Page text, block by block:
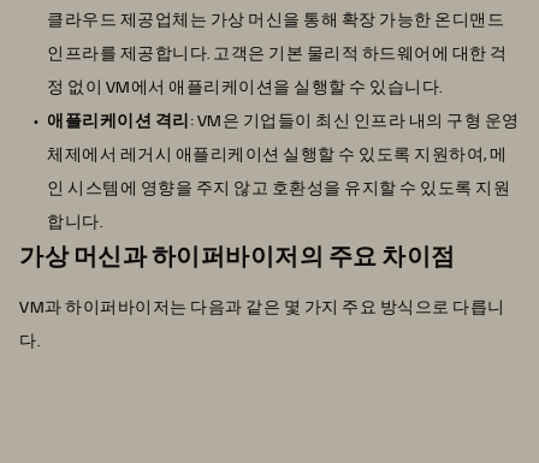
클라우드 제공업체는 가상 머신을 통해 확장 가능한 온디맨드
인프라를 제공합니다. 고객은 기본 물리적 하드웨어에 대한 걱
정 없이 VM에서 애플리케이션을 실행할 수 있습니다.
애플리케이션 격리: VM은 기업들이 최신 인프라 내의 구형 운영
체제에서 레거시 애플리케이션 실행할 수 있도록 지원하여, 메
인 시스템에 영향을 주지 않고 호환성을 유지할 수 있도록 지원
합니다.
가상 머신과 하이퍼바이저의 주요 차이점
VM과 하이퍼바이저는 다음과 같은 몇 가지 주요 방식으로 다릅니
다.